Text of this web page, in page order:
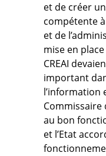
et de créer
compétente
et de
mise en place
CREAI
important
l’information
au bon
et l’Etat